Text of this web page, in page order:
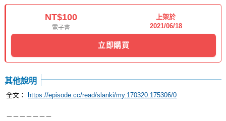
NT$100
電子書
上架於
2021/06/18
立即購買
其他說明
全文： https://episode.cc/read/slanki/my.170320.175306/0
－－－－－－－